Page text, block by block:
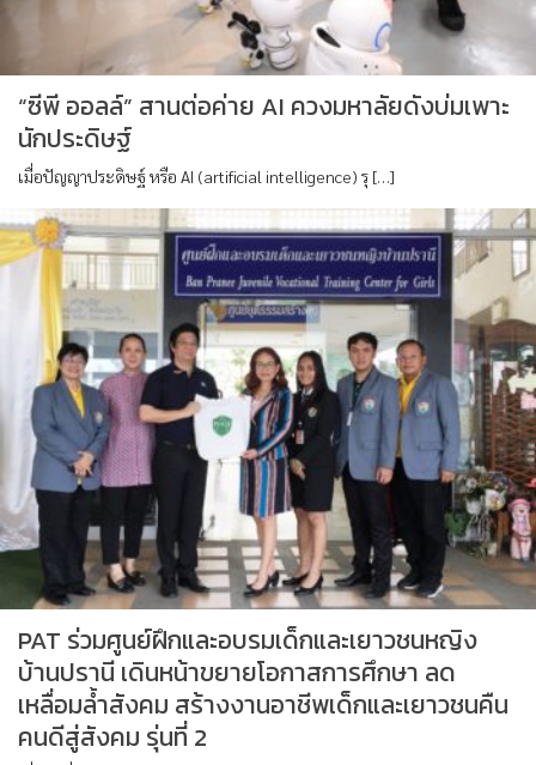
“ซีพี ออลล์” สานต่อค่าย AI ควงมหาลัยดังบ่มเพาะ
นักประดิษฐ์
เมื่อปัญญาประดิษฐ์ หรือ AI (artificial intelligence) รุ […]
PAT ร่วมศูนย์ฝึกและอบรมเด็กและเยาวชนหญิง
บ้านปรานี เดินหน้าขยายโอกาสการศึกษา ลด
เหลื่อมล้ำสังคม สร้างงานอาชีพเด็กและเยาวชนคืน
คนดีสู่สังคม รุ่นที่ 2